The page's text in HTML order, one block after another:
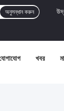
অনুসন্ধান করুন
খবর